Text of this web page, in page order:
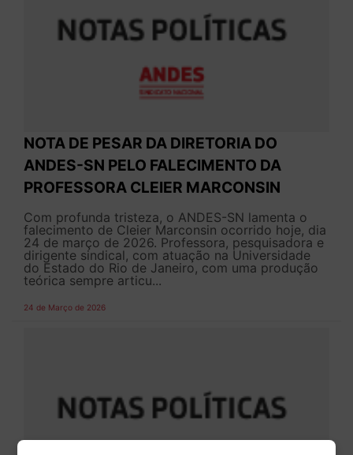
NOTA DE PESAR DA DIRETORIA DO
ANDES-SN PELO FALECIMENTO DA
PROFESSORA CLEIER MARCONSIN
Com profunda tristeza, o ANDES-SN lamenta o
falecimento de Cleier Marconsin ocorrido hoje, dia
24 de março de 2026. Professora, pesquisadora e
dirigente sindical, com atuação na Universidade
do Estado do Rio de Janeiro, com uma produção
teórica sempre articu...
24 de Março de 2026